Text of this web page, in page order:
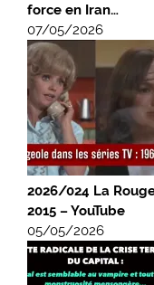
force en Iran…
07/05/2026
2026/024 La
2015 – YouTube
05/05/2026